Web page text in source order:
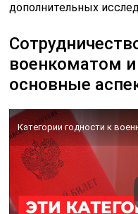
дополнительных
военкоматом
основные